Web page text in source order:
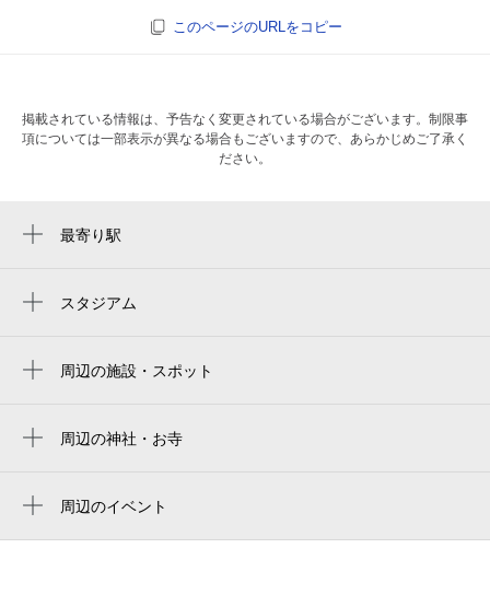
このページのURLをコピー
掲載されている情報は、予告なく変更されている場合がございます。制限事
項については一部表示が異なる場合もございますので、あらかじめご了承く
ださい。
最寄り駅
スタジアム
周辺の施設・スポット
輪島市袖ケ浜キャンプ場
袖ケ浜海水浴場
周辺の神社・お寺
周辺のイベント